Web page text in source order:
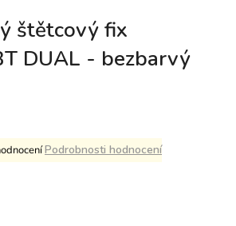
štětcový fix
DUAL - bezbarvý
Podrobnosti hodnocení